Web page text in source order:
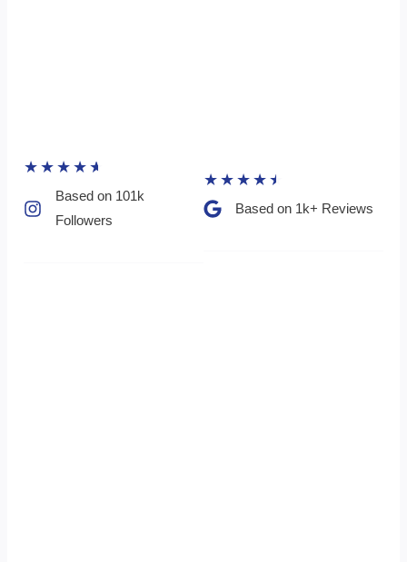
★ ★ ★ ★ ★
Based on 101k
Followers​
★ ★ ★ ★ ★
Based on 1k+ Reviews​